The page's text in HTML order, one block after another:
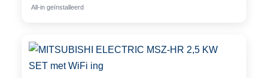
All-in geïnstalleerd